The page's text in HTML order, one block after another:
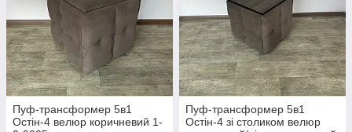
Пуф-трансформер 5в1
Остін-4 велюр коричневий 1-
Пуф-трансформер 5в1
Остін-4 зі столиком велюр